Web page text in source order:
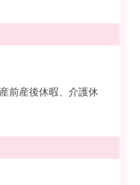
前産後休暇、介護休